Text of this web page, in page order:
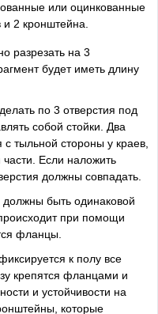
или оцинкованные
2 кронштейна.
разрезать на 3
будет иметь длину
по 3 отверстия под
собой стойки. Два
тыльной стороны у краев,
Если наложить
должны совпадать.
быть одинаковой
при помощи
фланцы.
к полу все
крепятся фланцами и
и устойчивости на
которые